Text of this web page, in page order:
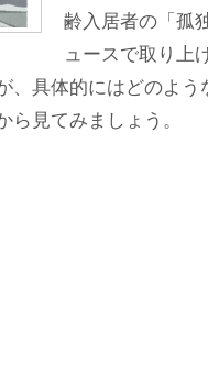
齢入居者の「孤
ュースで取り上
、具体的にはどのよ
ら見てみましょう。